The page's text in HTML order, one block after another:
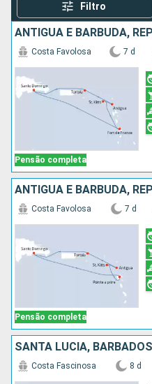
Filtro
Pensão completa
Costa Favolosa 7 d
Pensão completa
Costa Favolosa 7 d
Costa Fascinosa 8 d